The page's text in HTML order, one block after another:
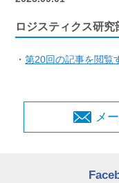
ロジスティクス研究
・第20回の記事を閲覧
メ